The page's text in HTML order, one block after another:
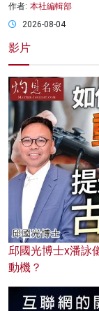
作者: 本社編輯部
2026-08-04
影片
邱國光博士x潘詠
動機？